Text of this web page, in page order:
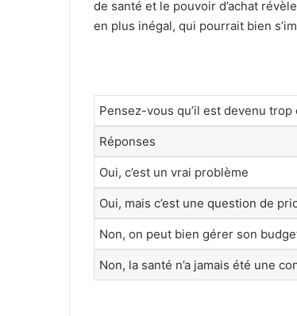
de santé et le pouvoir d’achat
en plus inégal, qui pourrait bien
Pensez-vous qu’il est devenu trop
Réponses
Oui, c’est un vrai problème
Oui, mais c’est une question de
Non, on peut bien gérer son
Non, la santé n’a jamais été une